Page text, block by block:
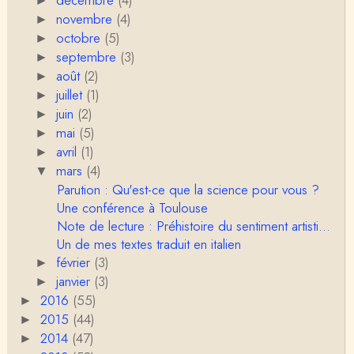
RV
Le concept de genre est un sacré foutoir – même
si l’on met de coté les acceptions récentes du mot
c…
Anonymous
Porteuses d'eau. Là les philosophes peuvent nous
servir à quelque chose (Bachelard, Gilbert Dura…
Christophe Darmangeat
C'est peut-être là où il faudrait s'entendre sur ce q
u'on appelle le genre, parce que j&…
Anonymous
Je pense que VB a raison, mais j'ajouterais que la
disparition du genre dont parle Christophe Da…
Sylvain Lejeune
Bonjour, j'ai trouvé cette intervention au Collège de
France très stimulante, ce qui m'a fai…
Christophe Darmangeat
►novembre (4)
► octobre (5)
►septembre (3)
►août (2)
►juillet (1)
►juin (2)
►mai (5)
►avril (1)
▼mars (4)
Parution : Qu'est-ce que la science pour vous ?
Une conférence à Toulouse
Note de lecture : Préhistoire du sentiment artisti...
Un de mes textes traduit en italien
► février (3)
►janvier (3)
► 2016 (55)
► 2015 (44)
► 2014 (47)